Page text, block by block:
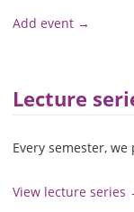
Add event →
Lecture
Every semester,
View lecture series